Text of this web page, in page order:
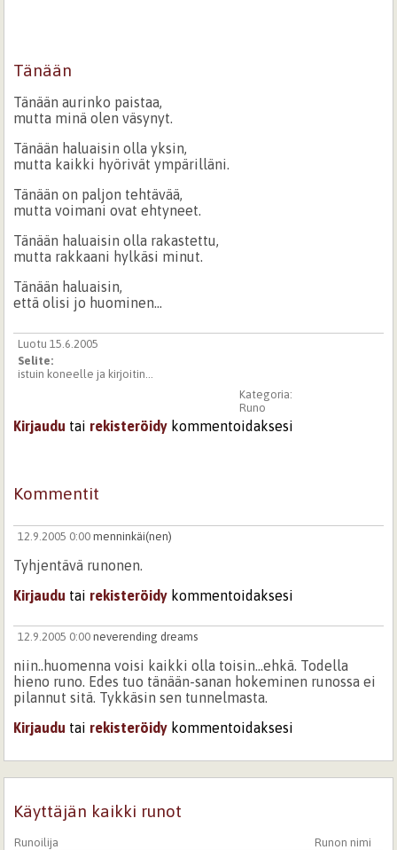
Tänään
Tänään aurinko paistaa,
mutta minä olen väsynyt.
Tänään haluaisin olla yksin,
mutta kaikki hyörivät ympärilläni.
Tänään on paljon tehtävää,
mutta voimani ovat ehtyneet.
Tänään haluaisin olla rakastettu,
mutta rakkaani hylkäsi minut.
Tänään haluaisin,
että olisi jo huominen...
Luotu 15.6.2005
Selite:
istuin koneelle ja kirjoitin...
Kategoria:
Runo
Kirjaudu tai rekisteröidy kommentoidaksesi
Kommentit
12.9.2005 0:00 menninkäi(nen)
Tyhjentävä runonen.
Kirjaudu tai rekisteröidy kommentoidaksesi
12.9.2005 0:00 neverending dreams
niin..huomenna voisi kaikki olla toisin...ehkä. Todella
hieno runo. Edes tuo tänään-sanan hokeminen runossa ei
pilannut sitä. Tykkäsin sen tunnelmasta.
Kirjaudu tai rekisteröidy kommentoidaksesi
Käyttäjän kaikki runot
Runoilija Runon nimi